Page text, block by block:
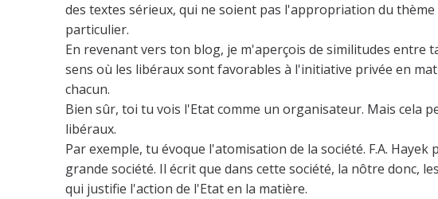
des textes sérieux, qui ne soient pas l'appropriation du
particulier.
En revenant vers ton blog, je m'aperçois de similitudes entre
sens où les libéraux sont favorables à l'initiative privée en
chacun.
Bien sûr, toi tu vois l'Etat comme un organisateur. Mais cela
libéraux.
Par exemple, tu évoque l'atomisation de la société. F.A.
grande société. Il écrit que dans cette société, la nôtre donc,
qui justifie l'action de l'Etat en la matière.